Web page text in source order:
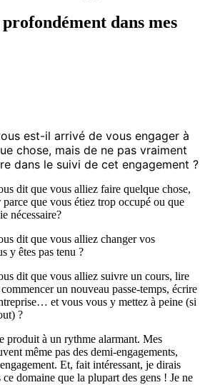
profondément dans mes
est-il arrivé de vous engager à
chose, mais de ne pas vraiment
dans le suivi de cet engagement ?
dit que vous alliez faire quelque chose,
parce que vous étiez trop occupé ou que
nécessaire?
dit que vous alliez changer vos
y êtes pas tenu ?
dit que vous alliez suivre un cours, lire
un nouveau passe-temps, écrire
et vous vous y mettez à peine (si
?
produit à un rythme alarmant. Mes
même pas des demi-engagements,
Et, fait intéressant, je dirais
domaine que la plupart des gens ! Je ne